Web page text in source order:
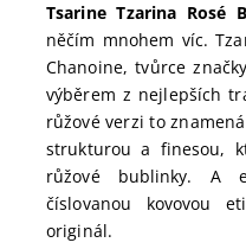
Tsarine Tzarina Rosé
něčím mnohem víc.
Chanoine, tvůrce
výběrem z nejlepších
růžové verzi to
strukturou a finesou,
růžové bublinky. A
číslovanou kovovou
originál.